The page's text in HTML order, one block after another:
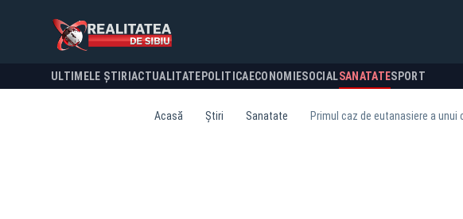
ULTIMELE ȘTIRI ACTUALITATE POLITICA ECONOMIESOCIALSANATATESPORT
Acasă Știri Sanatate Primul caz de eutanasiere a unui